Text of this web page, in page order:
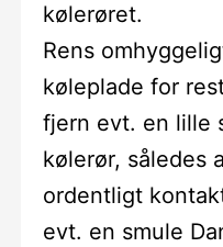
kølerøret.
Rens
køleplade for
fjern evt. en lille
kølerør, således
ordentligt
evt. en smule